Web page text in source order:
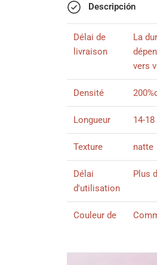
Descripción
Délai de
livraison
La
vers
Densité
Longueur 14-
Texture natte
Délai
d'utilisation
Plus
Couleur de